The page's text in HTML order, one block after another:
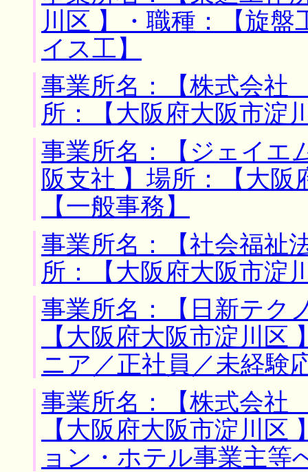
川区 】・職種：【旋
イス工】
事業所名：【株式会社
所：【大阪府大阪市淀
事業所名：【ジェイ
阪支社 】場所：【大阪
【一般事務】
事業所名：【社会福祉
所：【大阪府大阪市淀
事業所名：【日新テク
【大阪府大阪市淀川
ニア／正社員／未経験
事業所名：【株式会
【大阪府大阪市淀川
ョン・ホテル事業主等